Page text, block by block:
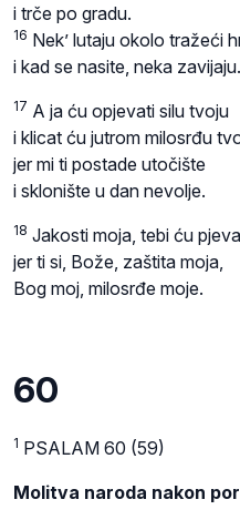
i trče po gradu.
16 Nek’ lutaju okolo tražeći
i kad se nasite, neka zavijaju.
17 A ja ću opjevati silu tvoju
i klicat ću jutrom milosrđu
jer mi ti postade utočište
i sklonište u dan nevolje.
18 Jakosti moja, tebi ću
jer ti si, Bože, zaštita moja,
Bog moj, milosrđe moje.
60
1 PSALAM 60 (59)
Molitva naroda nakon